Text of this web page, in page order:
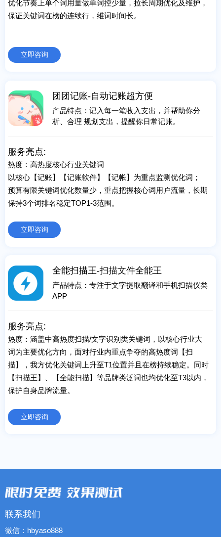
优化节奏上单个词用量做单词控少量，拉长周期优化及维护，
保证关键词在榜的连续行，维词时间长。
立即咨询
团团记账-自动记账超方便
产品特点：记入每一笔收入支出，并帮助你分
析、合理 规划支出，提醒你日常记账。
服务亮点:
热度：高热度核心行业关键词
以核心【记账】【记账软件】【记帐】为重点监测优化词；
预算有限关键词优化数量少，重点把握核心词用户流量，长期
保持3个词排名稳定TOP1-3范围。
立即咨询
全能扫描王-扫描文件全能王
产品特点：专注于文字提取翻译和手机扫描仪类
APP
服务亮点:
热度：涵盖中高热度扫描/文字识别类关键词，以核心行业大
词为主要优化方向，面对行业内重点争夺的高热度词【扫
描】，我方优化关键词上升至T1位置并且在榜持续稳定。同时
【扫描王】、【全能扫描】等品牌类泛词也均优化至T3以内，
保护自身品牌流量。
立即咨询
联系我们
微信：hbyaso888